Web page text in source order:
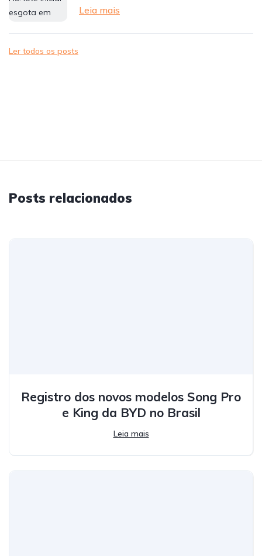
Leia mais
Ler todos os posts
Posts relacionados
Registro dos novos modelos Song Pro
e King da BYD no Brasil
Leia mais